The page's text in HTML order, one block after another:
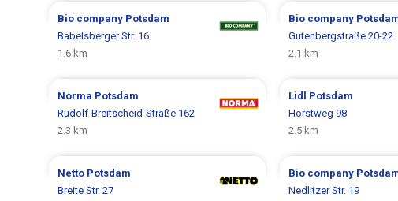
Bio company Potsdam
Babelsberger Str. 16
1.6 km
Bio company
Gutenbergstraße 20-22
2.1 km
Norma Potsdam
Rudolf-Breitscheid-Straße 162
2.3 km
Lidl Potsdam
Horstweg 98
2.5 km
Netto Potsdam
Breite Str. 27
Bio company
Nedlitzer Str. 19